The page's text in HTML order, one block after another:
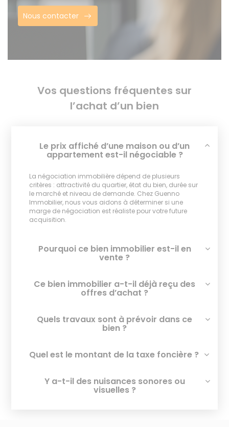
Nous contacter
Vos questions fréquentes sur
l’achat d’un bien
Le prix affiché d’une maison ou d’un
appartement est-il négociable ?
La négociation immobilière dépend de plusieurs
critères : attractivité du quartier, état du bien, durée sur
le marché et niveau de demande. Chez Guenno
Immobilier, nous vous aidons à déterminer si une
marge de négociation est réaliste pour votre future
acquisition.
Pourquoi ce bien immobilier est-il en
vente ?
Ce bien immobilier a-t-il déjà reçu des
offres d’achat ?
Quels travaux sont à prévoir dans ce
bien ?
Quel est le montant de la taxe foncière ?
Y a-t-il des nuisances sonores ou
visuelles ?